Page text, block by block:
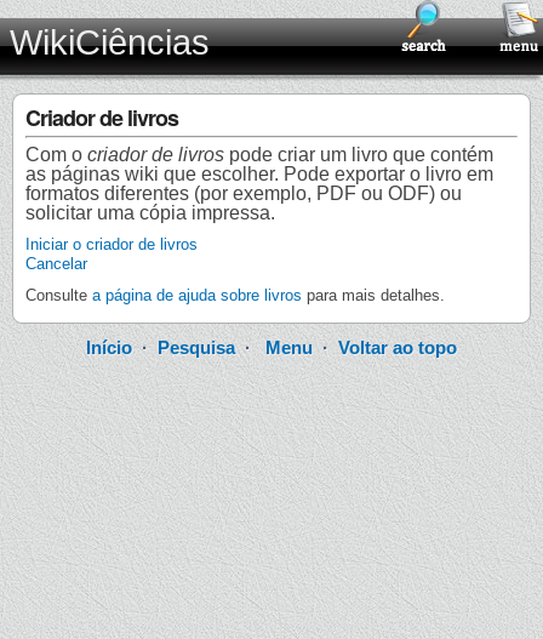
WikiCiências
Criador de livros
Com o criador de livros pode criar um livro que contém
as páginas wiki que escolher. Pode exportar o livro em
formatos diferentes (por exemplo, PDF ou ODF) ou
solicitar uma cópia impressa.
Iniciar o criador de livros
Cancelar
Consulte a página de ajuda sobre livros para mais detalhes.
Início· Pesquisa·Menu · Voltar ao topo